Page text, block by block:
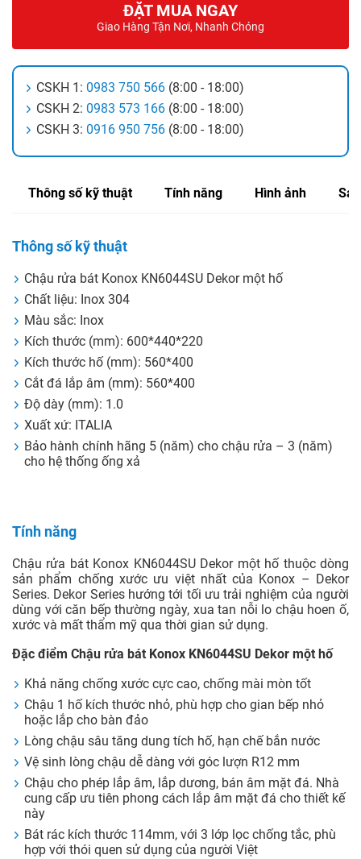
ĐẶT MUA NGAY
Giao Hàng Tận Nơi, Nhanh Chóng
CSKH 1: 0983 750 566 (8:00 - 18:00)
CSKH 2: 0983 573 166 (8:00 - 18:00)
CSKH 3: 0916 950 756 (8:00 - 18:00)
Thông số kỹ thuật Tính năng Hình ảnh
Thông số kỹ thuật
Chậu rửa bát Konox KN6044SU Dekor một hố
Chất liệu: Inox 304
Màu sắc: Inox
Kích thước (mm): 600*440*220
Kích thước hố (mm): 560*400
Cắt đá lắp âm (mm): 560*400
Độ dày (mm): 1.0
Xuất xứ: ITALIA
Bảo hành chính hãng 5 (năm) cho chậu rửa – 3 (năm)
cho hệ thống ống xả
Tính năng
Chậu rửa bát Konox KN6044SU Dekor một hố thuộc dòng
sản phẩm chống xước ưu việt nhất của Konox – Dekor
Series. Dekor Series hướng tới tối ưu trải nghiệm của người
dùng với căn bếp thường ngày, xua tan nỗi lo chậu hoen ố,
xước và mất thẩm mỹ qua thời gian sử dụng.
Đặc điểm Chậu rửa bát Konox KN6044SU Dekor một hố
Khả năng chống xước cực cao, chống mài mòn tốt
Chậu 1 hố kích thước nhỏ, phù hợp cho gian bếp nhỏ
hoặc lắp cho bàn đảo
Lòng chậu sâu tăng dung tích hố, hạn chế bắn nước
Vệ sinh lòng chậu dễ dàng với góc lượn R12 mm
Chậu cho phép lắp âm, lắp dương, bán âm mặt đá. Nhà
cung cấp ưu tiên phong cách lắp âm mặt đá cho thiết kế
này
Bát rác kích thước 114mm, với 3 lớp lọc chống tắc, phù
hợp với thói quen sử dụng của người Việt